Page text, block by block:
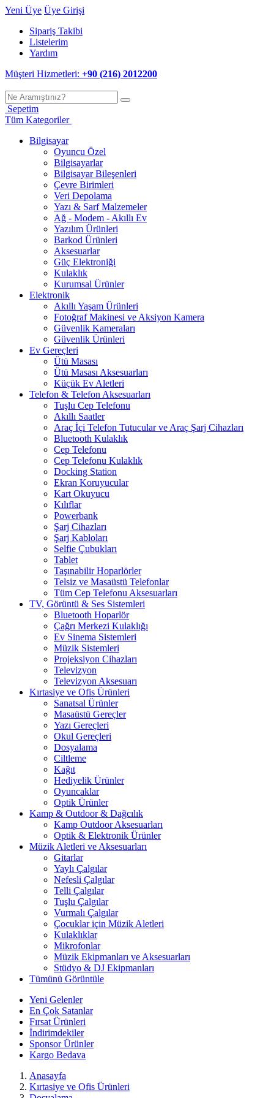
Yeni Üye Üye Girişi
Sipariş Takibi
Listelerim
Yardım
Müşteri Hizmetleri: +90 (216) 2012200
Sepetim
Tüm Kategoriler
Bilgisayar
Oyuncu Özel
Bilgisayarlar
Bilgisayar Bileşenleri
Çevre Birimleri
Veri Depolama
Yazı & Sarf Malzemeler
Ağ - Modem - Akıllı Ev
Yazılım Ürünleri
Barkod Ürünleri
Aksesuarlar
Güç Elektroniği
Kulaklık
Kurumsal Ürünler
Elektronik
Akıllı Yaşam Ürünleri
Fotoğraf Makinesi ve Aksiyon Kamera
Güvenlik Kameraları
Güvenlik Ürünleri
Ev Gereçleri
Ütü Masası
Ütü Masası Aksesuarları
Küçük Ev Aletleri
Telefon & Telefon Aksesuarları
Tuşlu Cep Telefonu
Akıllı Saatler
Araç İçi Telefon Tutucular ve Araç Şarj Cihazları
Bluetooth Kulaklık
Cep Telefonu
Cep Telefonu Kulaklık
Docking Station
Ekran Koruyucular
Kart Okuyucu
Kılıflar
Powerbank
Şarj Cihazları
Şarj Kabloları
Selfie Çubukları
Tablet
Taşınabilir Hoparlörler
Telsiz ve Masaüstü Telefonlar
Tüm Cep Telefonu Aksesuarları
TV, Görüntü & Ses Sistemleri
Bluetooth Hoparlör
Çağrı Merkezi Kulaklığı
Ev Sinema Sistemleri
Müzik Sistemleri
Projeksiyon Cihazları
Televizyon
Televizyon Aksesuarı
Kırtasiye ve Ofis Ürünleri
Sanatsal Ürünler
Masaüstü Gereçler
Yazı Gereçleri
Okul Gereçleri
Dosyalama
Ciltleme
Kağıt
Hediyelik Ürünler
Oyuncaklar
Optik Ürünler
Kamp & Outdoor & Dağcılık
Kamp Outdoor Aksesuarları
Optik & Elektronik Ürünler
Müzik Aletleri ve Aksesuarları
Gitarlar
Yaylı Çalgılar
Nefesli Çalgılar
Telli Çalgılar
Tuşlu Çalgılar
Vurmalı Çalgılar
Çocuklar için Müzik Aletleri
Kulaklıklar
Mikrofonlar
Müzik Ekipmanları ve Aksesuarları
Stüdyo & DJ Ekipmanları
Tümünü Görüntüle
Yeni Gelenler
En Çok Satanlar
Fırsat Ürünleri
İndirimdekiler
Sponsor Ürünler
Kargo Bedava
Anasayfa
Kırtasiye ve Ofis Ürünleri